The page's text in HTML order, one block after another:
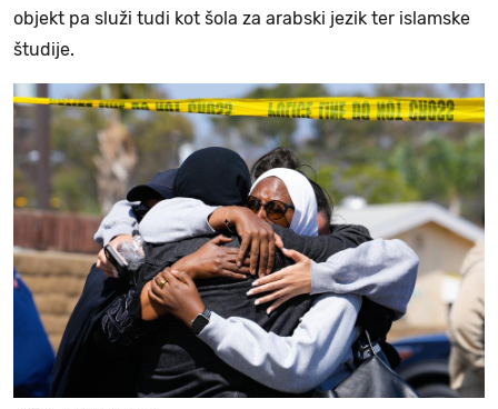
objekt pa služi tudi kot šola za arabski jezik ter islamske
študije.